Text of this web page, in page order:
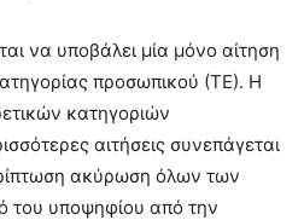
να υποβάλει μία μόνο αίτηση
προσωπικού (ΤΕ). Η
κατηγοριών
αιτήσεις συνεπάγεται
ακύρωση όλων των
του υποψηφίου από την